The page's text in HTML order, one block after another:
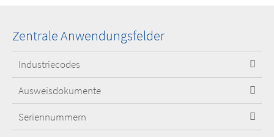
Zentrale Anwendungsfelder
Industriecodes
Ausweisdokumente
Seriennummern